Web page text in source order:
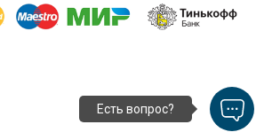
Есть вопрос?